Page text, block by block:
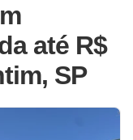
até R$
SP